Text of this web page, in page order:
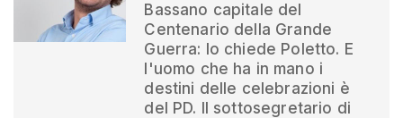
Bassano capitale del
Centenario della Grande
Guerra: lo chiede Poletto. E
l'uomo che ha in mano i
destini delle celebrazioni è
del PD. Il sottosegretario di